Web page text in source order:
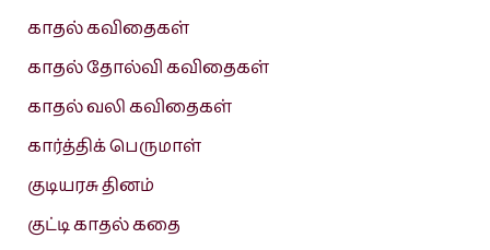
காதல் கவிதைகள்
காதல் தோல்வி கவிதைகள்
காதல் வலி கவிதைகள்
கார்த்திக் பெருமாள்
குடியரசு தினம்
குட்டி காதல் கதை